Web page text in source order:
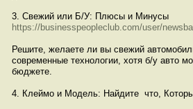
3. Свежий или Б/У: Плюсы и Минусы
https://businesspeopleclub.com/user/
Решите, желаете ли вы свежий
современные технологии, хотя б/у авто
бюджете.
4. Клеймо и Модель: Найдите что,